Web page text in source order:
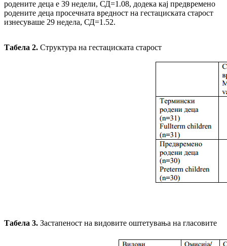
родените деца е 39 недели, СД=1.08, додека кај предвремено
родените деца просечната вредност на гестациската старост
изнесуваше 29 недела, СД=1.52.
Табела 2. Структура на гестациската старост
Табела 3. Застапеност на видовите оштетувања на гласовите